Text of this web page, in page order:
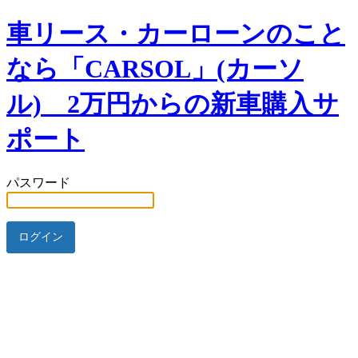
車リース・カーローンのこと
なら「CARSOL」(カーソ
ル) 2万円からの新車購入サ
ポート
パスワード